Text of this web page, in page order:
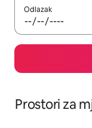
Odlazak
Prostori za